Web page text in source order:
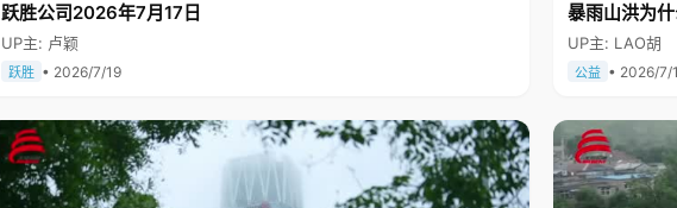
跃胜公司2026年7月17日
UP主: 卢颖
跃胜 • 2026/7/19
暴雨山洪为
UP主: LAO胡
公益 • 2026/7/